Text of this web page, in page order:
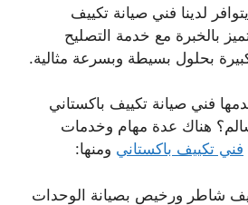
لدينا فني صيانة تكييف
بالخبرة مع خدمة التصليح
بحلول بسيطة وبسرعة مثالية.
فني صيانة تكييف باكستاني
هناك عدة مهام وخدمات
فني تكييف باكستاني ومنها:
شاطر ورخيص بصيانة الوحدات